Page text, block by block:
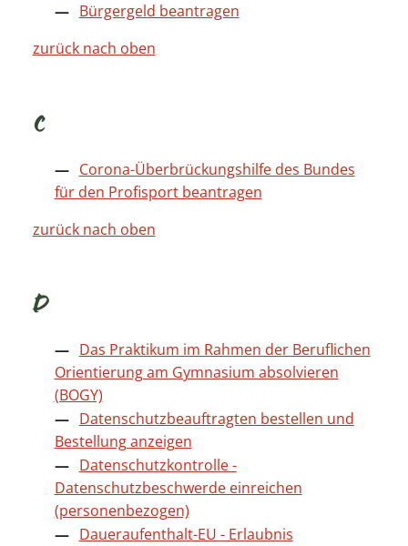
Bürgergeld beantragen
zurück nach oben
C
Corona-Überbrückungshilfe des Bundes
für den Profisport beantragen
zurück nach oben
D
Das Praktikum im Rahmen der Beruflichen
Orientierung am Gymnasium absolvieren
(BOGY)
Datenschutzbeauftragten bestellen und
Bestellung anzeigen
Datenschutzkontrolle -
Datenschutzbeschwerde einreichen
(personenbezogen)
Daueraufenthalt-EU - Erlaubnis